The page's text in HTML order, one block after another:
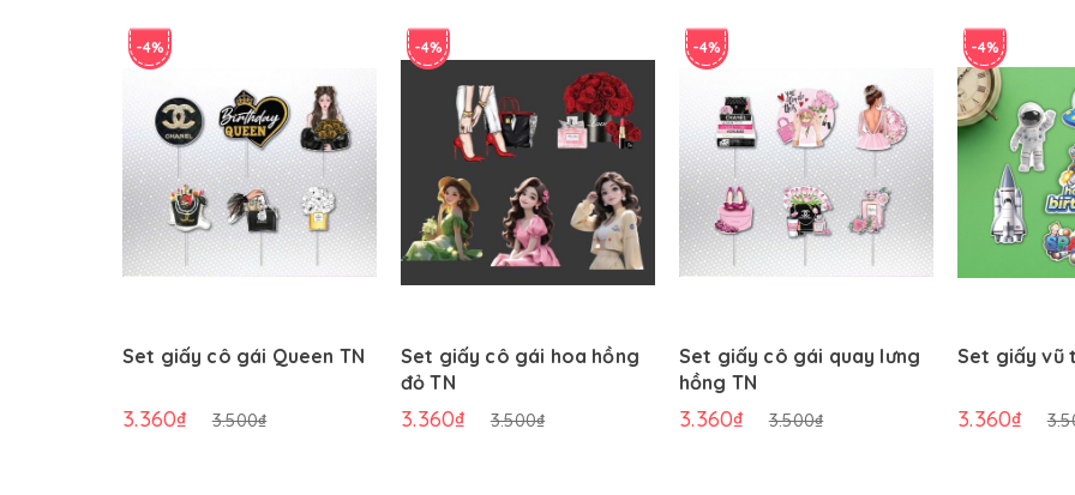
-4%
Set giấy cô gái Queen TN
3.360₫ 3.500₫
-4%
Set giấy cô gái hoa hồng
đỏ TN
3.360₫ 3.500₫
-4%
Set giấy cô gái quay lưng
hồng TN
3.360₫ 3.500₫
-4%
Set giấy vũ
3.360₫